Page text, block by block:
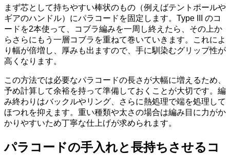
まず芯として持ちやすい棒状のもの（例えばテントポールや
ギアのハンドル）にパラコードを固定します。Type III のコ
ードを2本使って、コブラ編みを一周し終えたら、その上か
らさらにもう一層コブラを重ねて巻いていきます。これによ
り幅が倍増し、厚みも出ますので、手に馴染むグリップ性が
高くなります。
この方法では必要なパラコードの長さが大幅に増えるため、
予め計算して余裕を持って準備しておくことが大切です。編
み終わりはバックルやリング、さらに熱処理で端を処理して
ほつれを抑えます。重い種類や太さの場合は編み目に力がか
かりやすいため丁寧な仕上げが求められます。
パラコードの手入れと長持ちさせるコ